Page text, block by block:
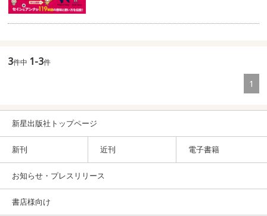
3件中 1-3件
1
新星出版社トップページ
新刊 近刊 電子書籍
お知らせ・プレスリリース
書店様向け